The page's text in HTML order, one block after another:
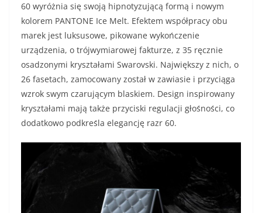
60 wyróżnia się swoją hipnotyzującą formą i nowym
kolorem PANTONE Ice Melt. Efektem współpracy obu
marek jest luksusowe, pikowane wykończenie
urządzenia, o trójwymiarowej fakturze, z 35 ręcznie
osadzonymi kryształami Swarovski. Największy z nich, o
26 fasetach, zamocowany został w zawiasie i przyciąga
wzrok swym czarującym blaskiem. Design inspirowany
kryształami mają także przyciski regulacji głośności, co
dodatkowo podkreśla elegancję razr 60.